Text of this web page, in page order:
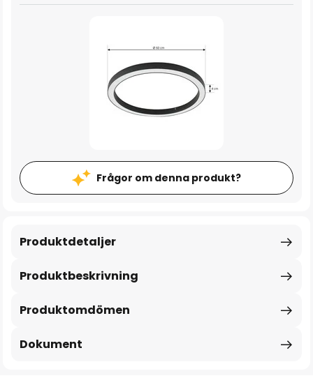
Frågor om denna produkt?
Produktbeskrivning
Produktdetaljer
Produktomdömen
Dokument